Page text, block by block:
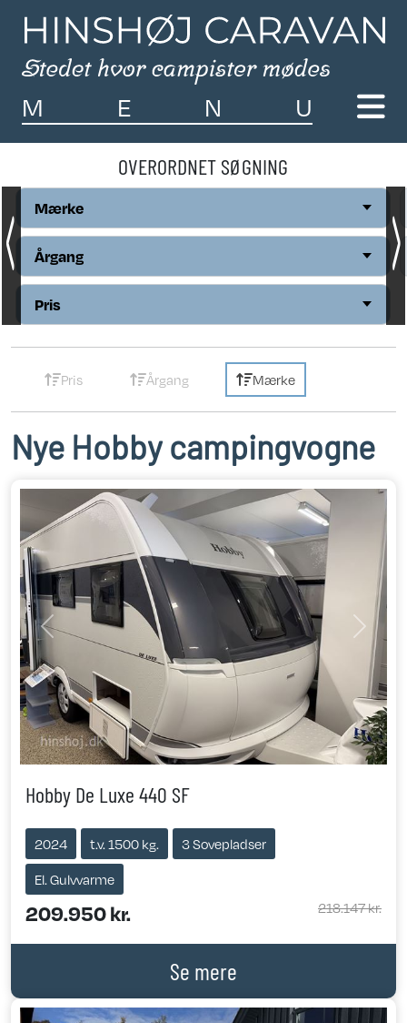
M E N U
OVERORDNET SØGNING
Mærke
Årgang
Pris
Pris Årgang Mærke
Nye Hobby campingvogne
Previous Next
Hobby De Luxe 440 SF
2024 t.v. 1500 kg.
3 Sovepladser
El. Gulvvarme
209.950 kr. 218.147 kr.
Se mere